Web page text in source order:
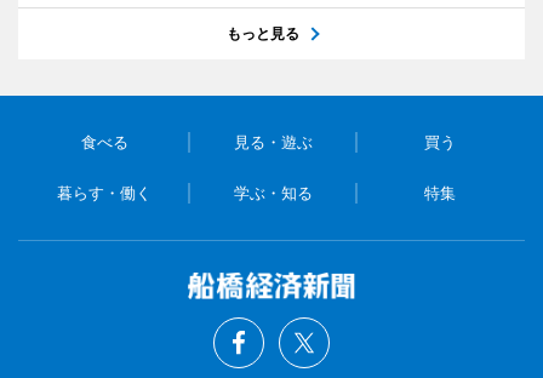
もっと見る
食べる 見る・遊ぶ 買う
暮らす・働く 学ぶ・知る 特集